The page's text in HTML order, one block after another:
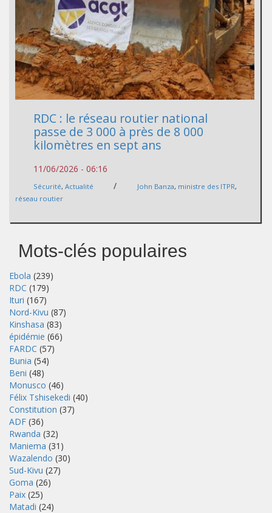
RDC : le réseau routier national
passe de 3 000 à près de 8 000
kilomètres en sept ans
11/06/2026 - 06:16
Sécurité, Actualité / John Banza, ministre des ITPR,
réseau routier
Mots-clés populaires
Ebola (239)
RDC (179)
Ituri (167)
Nord-Kivu (87)
Kinshasa (83)
épidémie (66)
FARDC (57)
Bunia (54)
Beni (48)
Monusco (46)
Félix Tshisekedi (40)
Constitution (37)
ADF (36)
Rwanda (32)
Maniema (31)
Wazalendo (30)
Sud-Kivu (27)
Goma (26)
Paix (25)
Matadi (24)